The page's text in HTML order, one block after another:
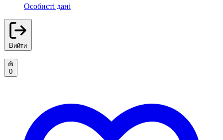
Особисті дані
Вийти
0